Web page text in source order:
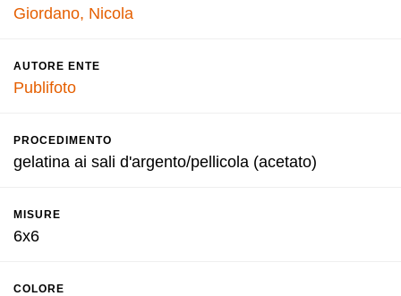
Giordano, Nicola
AUTORE ENTE
Publifoto
PROCEDIMENTO
gelatina ai sali d'argento/pellicola (acetato)
MISURE
6x6
COLORE